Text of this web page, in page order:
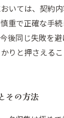
いては、契約
重で正確な手
後同じ失敗を
りと押さえるこ
その方法